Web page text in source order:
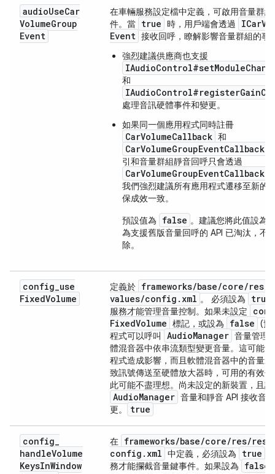
audioUseCar
VolumeGroup
Event
在車輛服務設定檔中定義，可啟用音量群
件。當 true 時，用戶端會透過 ICar
Event 接收回呼，瞭解影響音量群組的事
強烈建議供應商也支援
和
處理音訊硬體事件和變更。
如果同一個應用程式同時註冊
CarVolumeCallback 和
CarVolumeGroupEventCallback
引和音量群組靜音回呼只會透過
CarVolumeGroupEventCallback
我們強烈建議所有應用程式遷移至新的
保成效一致。
預設值為
false 。建議您將此值設為
為支援舊版音量回呼的 API 已淘汰，不
除。
config_use
FixedVolume
定義於 frameworks/base/core/res
values/config . xml 。 必須設為 true
服務才能管理音量控制。如果未設定
FixedVolume 標記，或設為 false (預
程式可以呼叫
AudioManager 音量管理
體混音器中依串流類型變更音量。這可能
程式造成影響，而且軟體混音器中的音量
致訊號傳送至硬體放大器時，可用的有效
此可能不盡理想。尚未設定的新裝置，且
AudioManager 音量和靜音 API 接收音
更。
true
config_
handleVolume
KeysInWindow
在 frameworks/base/core/res/res
config . xml 中定義，必須設為 true
務才能攔截音量鍵事件。如果設為
false